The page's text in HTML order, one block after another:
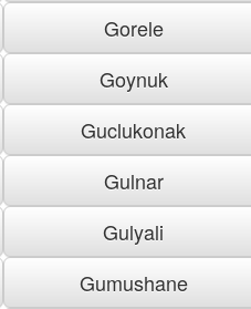
Gorele
Goynuk
Guclukonak
Gulnar
Gulyali
Gumushane